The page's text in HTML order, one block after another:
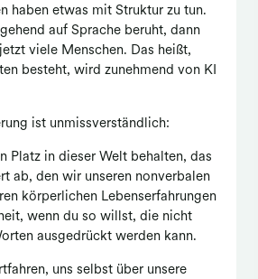
haben etwas mit Struktur zu tun.
auf Sprache beruht, dann
viele Menschen. Das heißt,
besteht, wird zunehmend von KI
ist unmissverständlich:
Platz in dieser Welt behalten, das
ab, den wir unseren nonverbalen
körperlichen Lebenserfahrungen
wenn du so willst, die nicht
ausgedrückt werden kann.
uns selbst über unsere